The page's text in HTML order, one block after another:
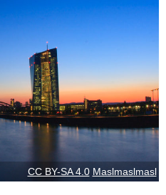
CC BY-SA 4.0 Maslmaslmasl